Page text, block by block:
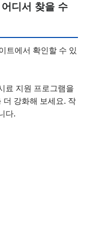
디서 찾을 수
트에서 확인할 수 있
료 지원 프로그램을
더 강화해 보세요. 작
다.